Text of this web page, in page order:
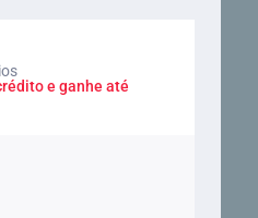
e ganhe até